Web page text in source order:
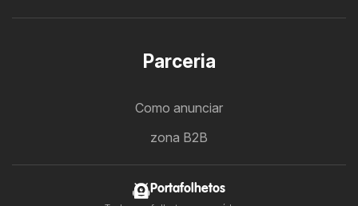
Parceria
Como anunciar
zona B2B
Portafolhetos